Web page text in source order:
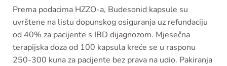
Prema podacima HZZO-a, Budesonid kapsule su
uvrštene na listu dopunskog osiguranja uz refundaciju
od 40% za pacijente s IBD dijagnozom. Mjesečna
terapijska doza od 100 kapsula kreće se u rasponu
250-300 kuna za pacijente bez prava na udio. Pakiranja